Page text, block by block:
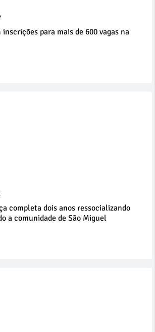
inscrições para mais de 600 vagas na
completa dois anos ressocializando
a comunidade de São Miguel